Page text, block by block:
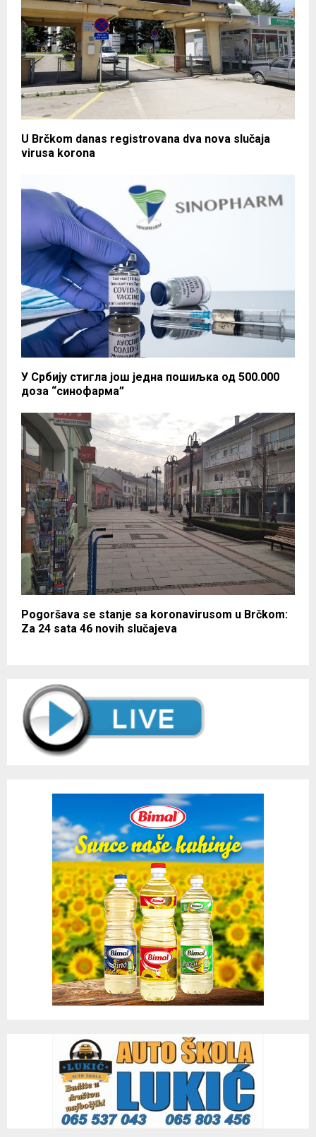
U Brčkom danas registrovana dva nova slučaja
virusa korona
У Србију стигла још једна пошиљка од 500.000
доза “синофарма”
Pogoršava se stanje sa koronavirusom u Brčkom:
Za 24 sata 46 novih slučajeva